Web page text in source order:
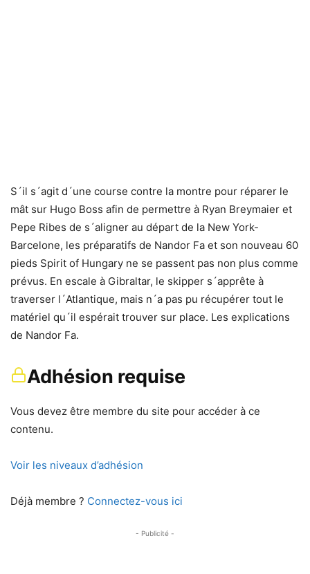
S´il s´agit d´une course contre la montre pour réparer le
mât sur Hugo Boss afin de permettre à Ryan Breymaier et
Pepe Ribes de s´aligner au départ de la New York-
Barcelone, les préparatifs de Nandor Fa et son nouveau 60
pieds Spirit of Hungary ne se passent pas non plus comme
prévus. En escale à Gibraltar, le skipper s´apprête à
traverser l´Atlantique, mais n´a pas pu récupérer tout le
matériel qu´il espérait trouver sur place. Les explications
de Nandor Fa.
Adhésion requise
Vous devez être membre du site pour accéder à ce
contenu.
Voir les niveaux d’adhésion
Déjà membre ? Connectez-vous ici
- Publicité -